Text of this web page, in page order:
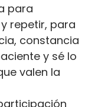
para
repetir, para
constancia
y sé lo
valen la